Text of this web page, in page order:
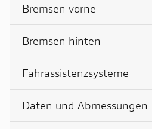
Bremsen vorne
Bremsen hinten
Fahrassistenzsysteme
Daten und Abmessungen